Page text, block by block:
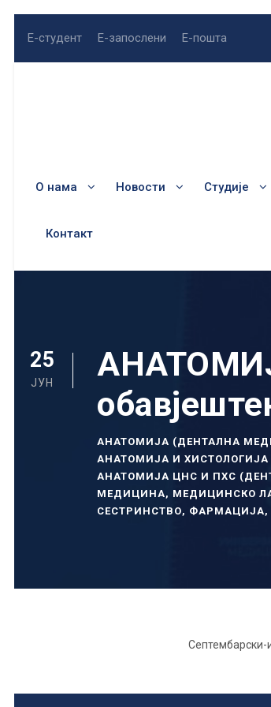
Е-студент Е-запослени Е-пошта
О нама Новости Студије
Контакт
25
ЈУН
АНАТОМИЈА (ДЕНТАЛНА
АНАТОМИЈА И
АНАТОМИЈА ЦНС И ПХС
МЕДИЦИНА, МЕДИЦИНСКО
СЕСТРИНСТВО, ФАРМАЦИЈА,
Септембарски-